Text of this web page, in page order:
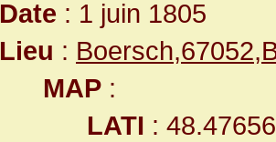
Date : 1 juin 1805
Lieu :
MAP :
LATI :